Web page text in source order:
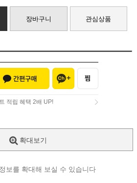
장바구니 관심상품
적립 혜택 2배 UP!
확대보기
보를 확대해 보실 수 있습니다